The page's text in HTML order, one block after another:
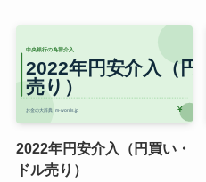
2022年円安介入（円買い・
ドル売り）